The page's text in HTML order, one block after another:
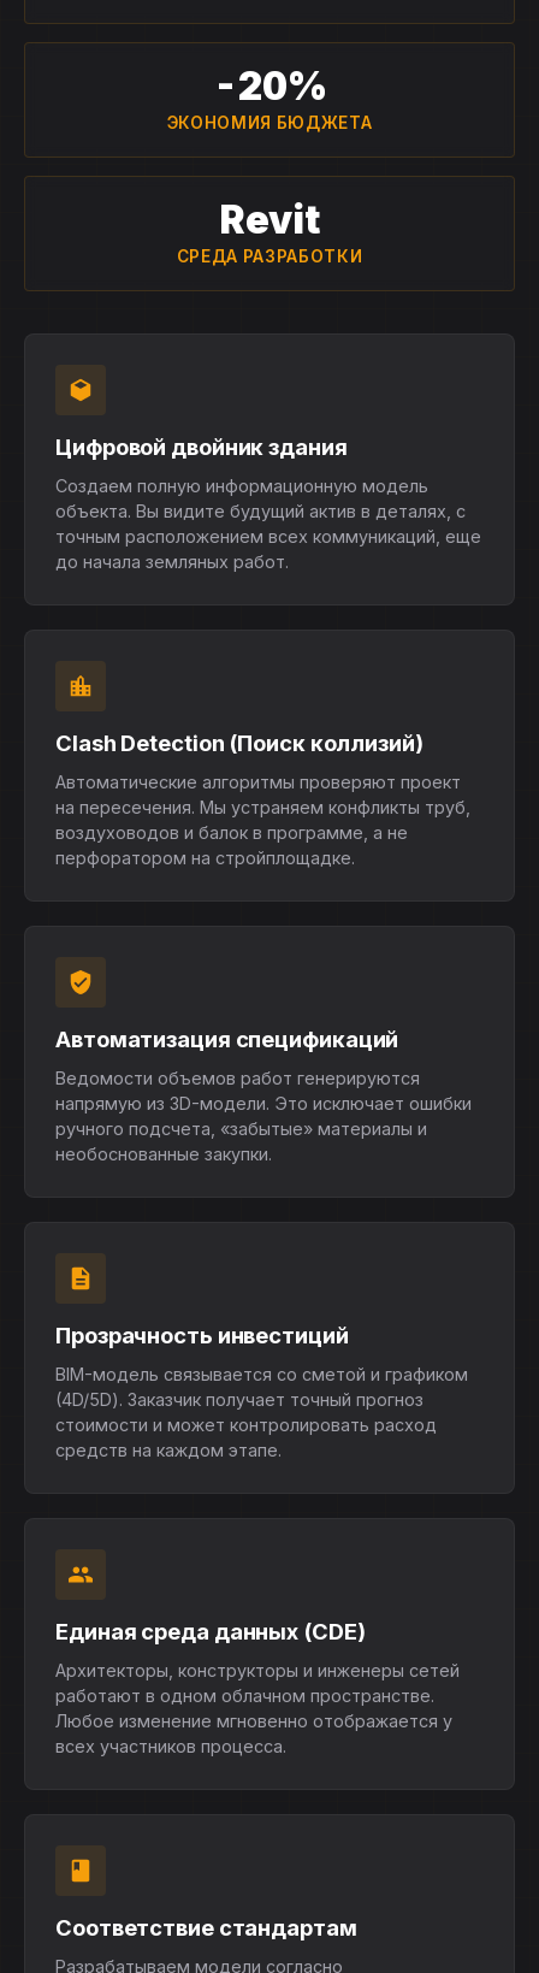
-20%
ЭКОНОМИЯ БЮДЖЕТА
Revit
СРЕДА РАЗРАБОТКИ
Цифровой двойник здания
Создаем полную информационную модель
объекта. Вы видите будущий актив в деталях, с
точным расположением всех коммуникаций, еще
до начала земляных работ.
Clash Detection (Поиск коллизий)
Автоматические алгоритмы проверяют проект
на пересечения. Мы устраняем конфликты труб,
воздуховодов и балок в программе, а не
перфоратором на стройплощадке.
Автоматизация спецификаций
Ведомости объемов работ генерируются
напрямую из 3D-модели. Это исключает ошибки
ручного подсчета, «забытые» материалы и
необоснованные закупки.
Прозрачность инвестиций
BIM-модель связывается со сметой и графиком
(4D/5D). Заказчик получает точный прогноз
стоимости и может контролировать расход
средств на каждом этапе.
Единая среда данных (CDE)
Архитекторы, конструкторы и инженеры сетей
работают в одном облачном пространстве.
Любое изменение мгновенно отображается у
всех участников процесса.
Соответствие стандартам
Разрабатываем модели согласно